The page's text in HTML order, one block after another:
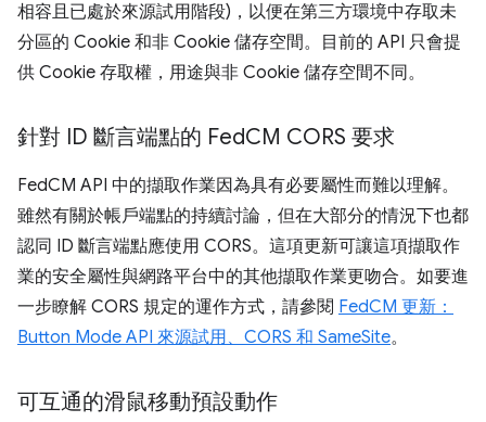
相容且已處於來源試用階段)，以便在第三方環境中存取未
分區的 Cookie 和非 Cookie 儲存空間。目前的 API 只會提
供 Cookie 存取權，用途與非 Cookie 儲存空間不同。
針對 ID 斷言端點的 FedCM CORS 要求
FedCM API 中的擷取作業因為具有必要屬性而難以理解。
雖然有關於帳戶端點的持續討論，但在大部分的情況下也都
認同 ID 斷言端點應使用 CORS。這項更新可讓這項擷取作
業的安全屬性與網路平台中的其他擷取作業更吻合。如要進
一步瞭解 CORS 規定的運作方式，請參閱 FedCM 更新：
Button Mode API 來源試用、CORS 和 SameSite。
可互通的滑鼠移動預設動作